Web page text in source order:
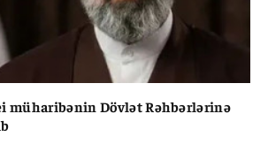
müharibənin Dövlət Rəhbərlərinə